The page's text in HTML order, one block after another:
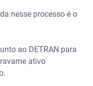
nesse processo é o
ao DETRAN para
ativo